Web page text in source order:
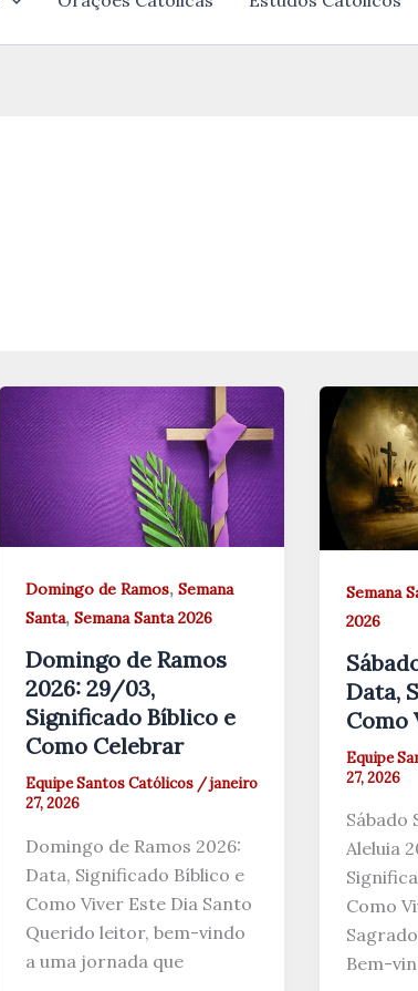
Domingo de Ramos, Semana
Santa, Semana Santa 2026
Domingo de Ramos
2026: 29/03,
Significado Bíblico e
Como Celebrar
Equipe Santos Católicos /janeiro
27, 2026
Domingo de Ramos 2026:
Data, Significado Bíblico e
Como Viver Este Dia Santo
Querido leitor, bem-vindo
a uma jornada que
Semana
2026
Data,
Como
Equipe
27, 2026
Sábado
Aleluia
Como
Bem-